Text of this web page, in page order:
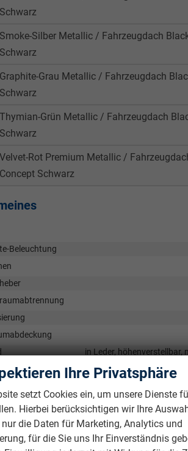
Schwarz
Smoke-Silber Metallic / Fahrzeugdach
Schwarz
Graphite-Grau Metallic / Fahrzeugdach
Schwarz
Thymian-Grün Metallic / Fahrzeugdach
Schwarz
Velvet-Rot Premium Metallic /
Concept Schwarz
Beleuchtung
in Leder,
& Kommunikation
Ihre Privatsphäre
setzt Cookies ein, um unsere Dienste
Hierbei berücksichtigen wir Ihre
die Daten für Marketing, Analytics und
für die Sie uns Ihr Einverständnis